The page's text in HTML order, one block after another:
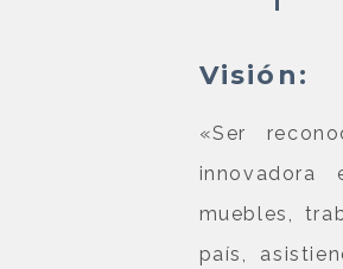
Visión:
«Ser
innovadora
muebles,
país,